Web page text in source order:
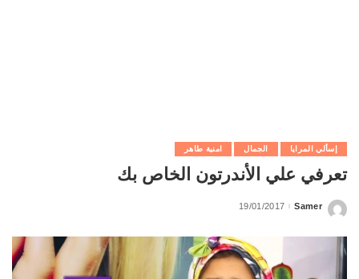
إسألي المرايا الجمال امنية طاهر
تعرفي علي الأندرتون الخاص بك
Posted
Samer
19/01/2017